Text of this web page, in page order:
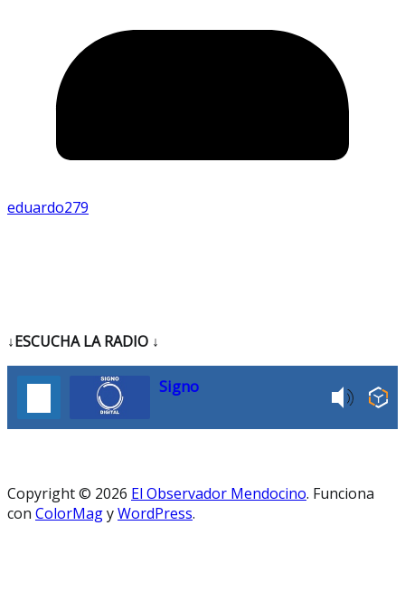
eduardo279
↓ESCUCHA LA RADIO ↓
Signo
Copyright © 2026 El Observador Mendocino. Funciona
con ColorMagyWordPress.